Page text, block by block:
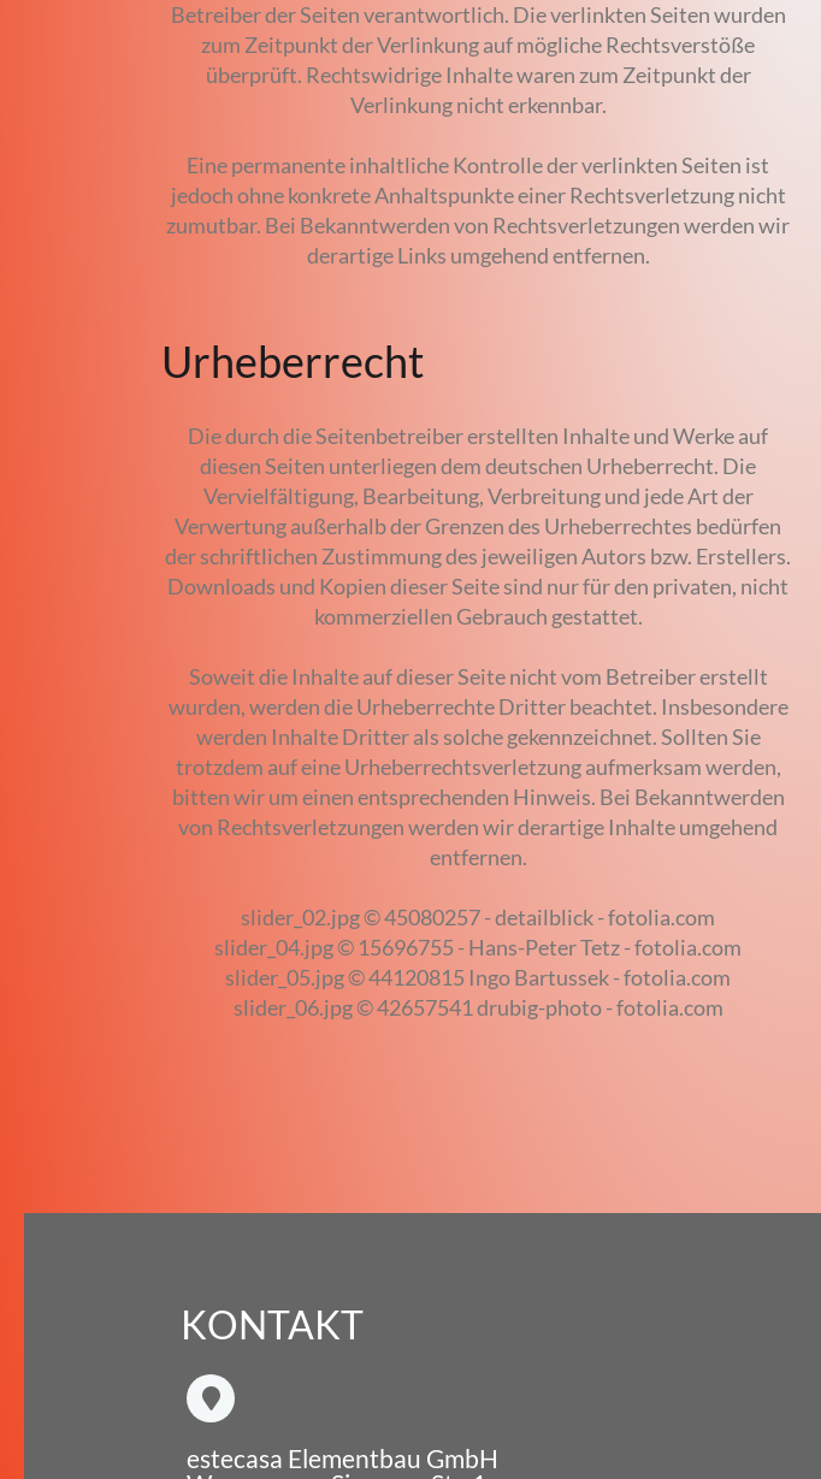
Betreiber der Seiten verantwortlich. Die verlinkten Seiten wurden
zum Zeitpunkt der Verlinkung auf mögliche Rechtsverstöße
überprüft. Rechtswidrige Inhalte waren zum Zeitpunkt der
Verlinkung nicht erkennbar.
Eine permanente inhaltliche Kontrolle der verlinkten Seiten ist
jedoch ohne konkrete Anhaltspunkte einer Rechtsverletzung nicht
zumutbar. Bei Bekanntwerden von Rechtsverletzungen werden wir
derartige Links umgehend entfernen.
Urheberrecht
Die durch die Seitenbetreiber erstellten Inhalte und Werke auf
diesen Seiten unterliegen dem deutschen Urheberrecht. Die
Vervielfältigung, Bearbeitung, Verbreitung und jede Art der
Verwertung außerhalb der Grenzen des Urheberrechtes bedürfen
der schriftlichen Zustimmung des jeweiligen Autors bzw. Erstellers.
Downloads und Kopien dieser Seite sind nur für den privaten, nicht
kommerziellen Gebrauch gestattet.
Soweit die Inhalte auf dieser Seite nicht vom Betreiber erstellt
wurden, werden die Urheberrechte Dritter beachtet. Insbesondere
werden Inhalte Dritter als solche gekennzeichnet. Sollten Sie
trotzdem auf eine Urheberrechtsverletzung aufmerksam werden,
bitten wir um einen entsprechenden Hinweis. Bei Bekanntwerden
von Rechtsverletzungen werden wir derartige Inhalte umgehend
entfernen.
slider_02.jpg © 45080257 - detailblick - fotolia.com
slider_04.jpg © 15696755 - Hans-Peter Tetz - fotolia.com
slider_05.jpg © 44120815 Ingo Bartussek - fotolia.com
slider_06.jpg © 42657541 drubig-photo - fotolia.com
KONTAKT
estecasa Elementbau GmbH